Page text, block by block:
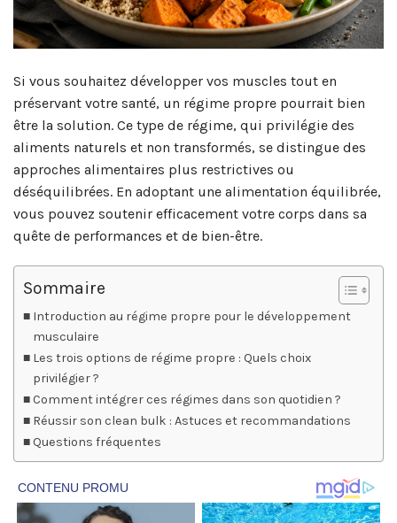
Si vous souhaitez développer vos muscles tout en
préservant votre santé, un régime propre pourrait bien
être la solution. Ce type de régime, qui privilégie des
aliments naturels et non transformés, se distingue des
approches alimentaires plus restrictives ou
déséquilibrées. En adoptant une alimentation équilibrée,
vous pouvez soutenir efficacement votre corps dans sa
quête de performances et de bien-être.
Sommaire
Introduction au régime propre pour le développement
musculaire
Les trois options de régime propre : Quels choix
privilégier ?
Comment intégrer ces régimes dans son quotidien ?
Réussir son clean bulk : Astuces et recommandations
Questions fréquentes